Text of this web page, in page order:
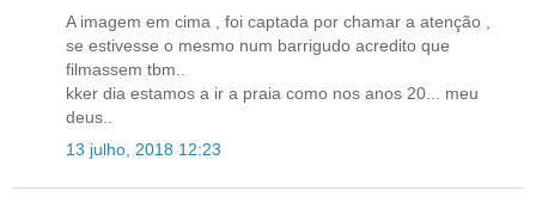
A imagem em cima , foi captada por chamar a atenção ,
se estivesse o mesmo num barrigudo acredito que
filmassem tbm..
kker dia estamos a ir a praia como nos anos 20... meu
deus..
13 julho, 2018 12:23